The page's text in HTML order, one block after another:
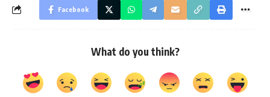
Facebook
What do you think?